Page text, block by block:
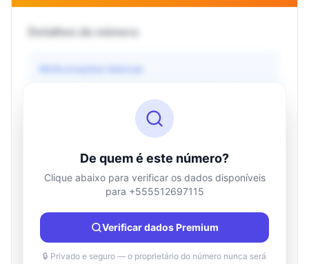
Detalhes do número
Informações básicas
Informações de localização
País
Desconhecido
Cidade
Desconhecido
Região
Desconhecido
De quem é este número?
Clique abaixo para verificar os dados disponíveis
para +555512697115
Verificar dados Premium
🔒 Privado e seguro — o proprietário do número nunca será